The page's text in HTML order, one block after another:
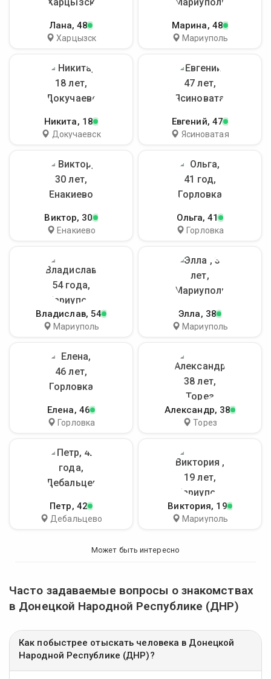
Лана, 48
Харцызск
Марина, 48
Мариуполь
Никита, 18
Докучаевск
Евгений, 47
Ясиноватая
Виктор, 30
Енакиево
Ольга, 41
Горловка
Владислав, 54
Мариуполь
Элла, 38
Мариуполь
Елена, 46
Горловка
Александр, 38
Торез
Петр, 42
Дебальцево
Виктория, 19
Мариуполь
Может быть интересно
Часто задаваемые вопросы о знакомствах
в Донецкой Народной Республике (ДНР)
Как побыстрее отыскать человека в Донецкой
Народной Республике (ДНР)?